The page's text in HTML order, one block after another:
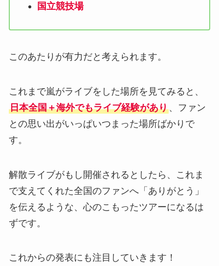
国立競技場
このあたりが有力だと考えられます。
これまで嵐がライブをした場所を見てみると、
日本全国＋海外でもライブ経験があり、ファン
との思い出がいっぱいつまった場所ばかりで
す。
解散ライブがもし開催されるとしたら、これま
で支えてくれた全国のファンへ「ありがとう」
を伝えるような、心のこもったツアーになるは
ずです。
これからの発表にも注目していきます！